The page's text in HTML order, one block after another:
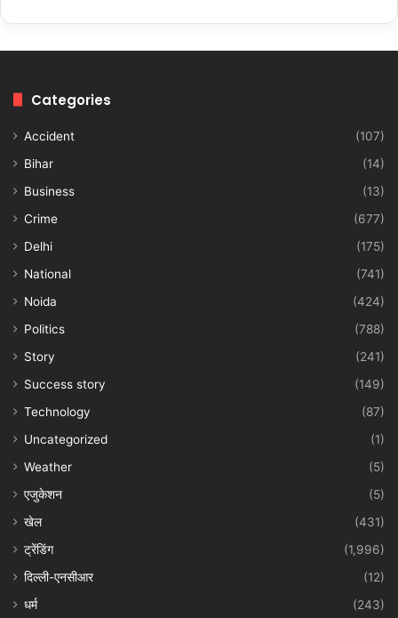
Categories
Accident
(107)
Bihar
(14)
Business
(13)
Crime
(677)
Delhi
(175)
National
(741)
Noida
(424)
Politics
(788)
Story
(241)
Success story
(149)
Technology
(87)
Uncategorized
(1)
Weather
(5)
एजुकेशन
(5)
खेल
(431)
ट्रेंडिंग
(1,996)
दिल्ली-एनसीआर
(12)
धर्म
(243)